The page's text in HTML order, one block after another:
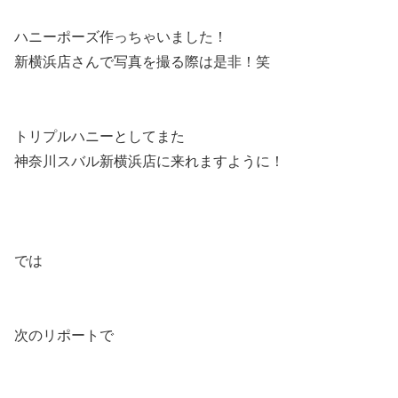
ハニーポーズ作っちゃいました！
新横浜店さんで写真を撮る際は是非！笑
トリプルハニーとしてまた
神奈川スバル新横浜店に来れますように！
では
次のリポートで